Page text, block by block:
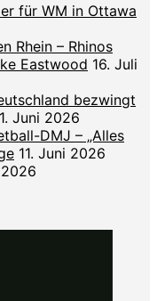
für WM in Ottawa
Rhein – Rhinos
Eastwood 16. Juli
bezwingt
Juni 2026
DMJ – „Alles
11. Juni 2026